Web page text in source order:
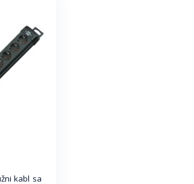
kabl sa